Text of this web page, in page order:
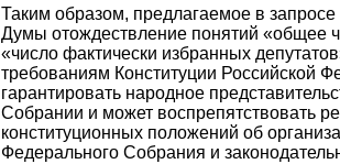
Таким образом, предлагаемое в запросе
Думы отождествление понятий «общее
«число фактически избранных
требованиям Конституции Российской
гарантировать народное
Собрании и может воспрепятствовать
конституционных положений об
Федерального Собрания и